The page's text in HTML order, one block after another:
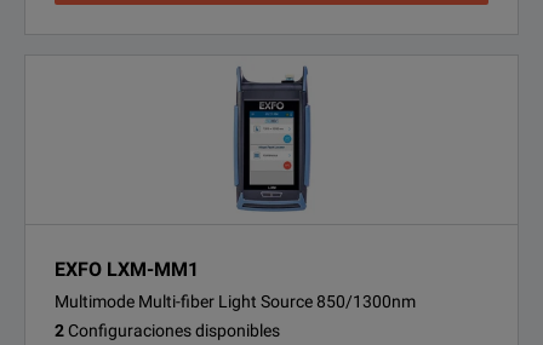
EXFO LXM-MM1
Multimode Multi-fiber Light Source 850/1300nm
2 Configuraciones disponibles